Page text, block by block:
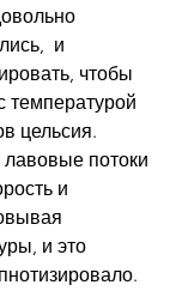
и
чтобы
температурой
цельсия.
лавовые потоки
и
и это